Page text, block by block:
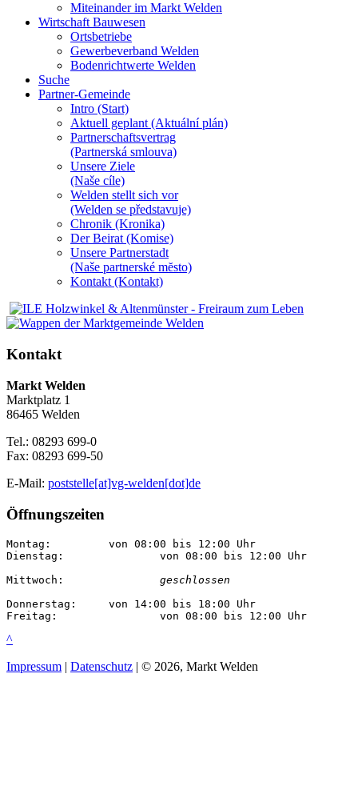
Miteinander im Markt Welden
Wirtschaft Bauwesen
Ortsbetriebe
Gewerbeverband Welden
Bodenrichtwerte Welden
Suche
Partner-Gemeinde
Intro (Start)
Aktuell geplant (Aktuální plán)
Partnerschaftsvertrag
(Partnerská smlouva)
Unsere Ziele
(Naše cíle)
Welden stellt sich vor
(Welden se představuje)
Chronik (Kronika)
Der Beirat (Komise)
Unsere Partnerstadt
(Naše partnerské mĕsto)
Kontakt (Kontakt)
Kontakt
Markt Welden
Marktplatz 1
86465 Welden
Tel.: 08293 699-0
Fax: 08293 699-50
E-Mail: poststelle[at]vg-welden[dot]de
Öffnungszeiten
Montag:		von 08:00 bis 12:00 Uhr
Dienstag:		von 08:00 bis 12:00 Uhr
geschlossen
Donnerstag:	von 14:00 bis 18:00 Uhr
Freitag:		von 08:00 bis 12:00 Uhr
^
Impressum | Datenschutz | © 2026, Markt Welden